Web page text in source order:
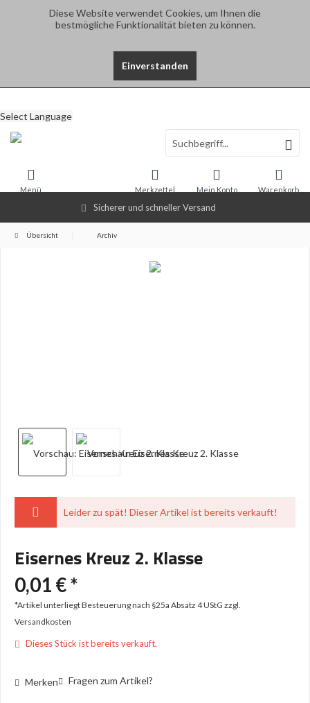
Diese Website verwendet Cookies, um Ihnen die
bestmögliche Funktionalität bieten zu können.
Einverstanden
Sicherer und schneller Versand
Select Language
Warenkorb
Merkzettel Mein Konto
Menü
Übersicht Archiv
Leider zu spät! Dieser Artikel ist bereits verkauft!
Eisernes Kreuz 2. Klasse
0,01 € *
*Artikel unterliegt Besteuerung nach §25a Absatz 4 UStG zzgl.
Versandkosten
Dieses Stück ist bereits verkauft.
Merken Fragen zum Artikel?